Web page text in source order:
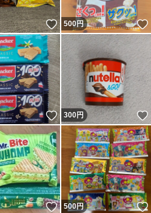
いいね！
500円
いいね！
300円
いいね！
500円